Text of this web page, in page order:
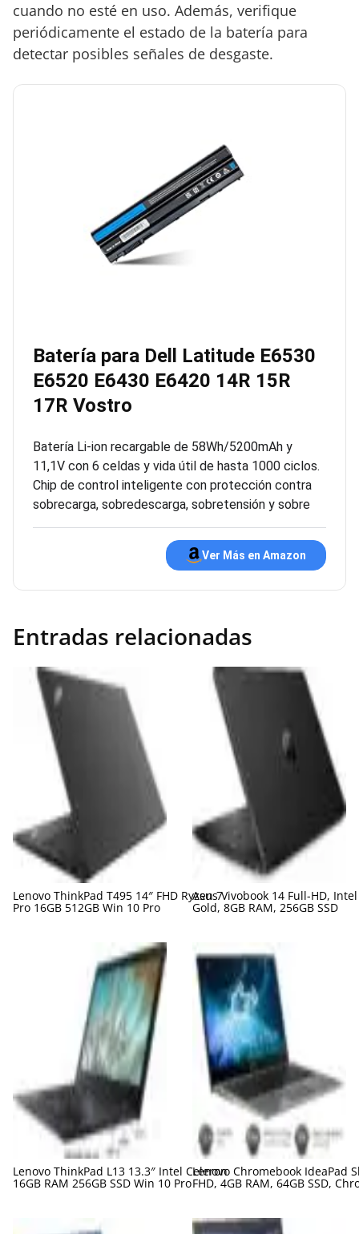
cuando no esté en uso. Además, verifique
periódicamente el estado de la batería para
detectar posibles señales de desgaste.
Batería para Dell Latitude E6530
E6520 E6430 E6420 14R 15R
17R Vostro
Batería Li-ion recargable de 58Wh/5200mAh y
11,1V con 6 celdas y vida útil de hasta 1000 ciclos.
Chip de control inteligente con protección contra
sobrecarga, sobredescarga, sobretensión y sobre
Ver Más en Amazon
Entradas relacionadas
Lenovo ThinkPad T495 14″ FHD Ryzen 7
Pro 16GB 512GB Win 10 Pro
Asus Vivobook 14 Full-HD,
Gold, 8GB RAM, 256GB SSD
Lenovo ThinkPad L13 13.3″ Intel Celeron
16GB RAM 256GB SSD Win 10 Pro
Lenovo Chromebook IdeaPad
FHD, 4GB RAM, 64GB SSD,